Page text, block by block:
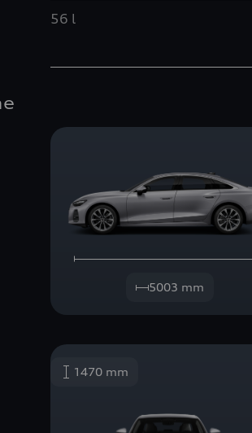
56 l
5003 mm
1470 mm